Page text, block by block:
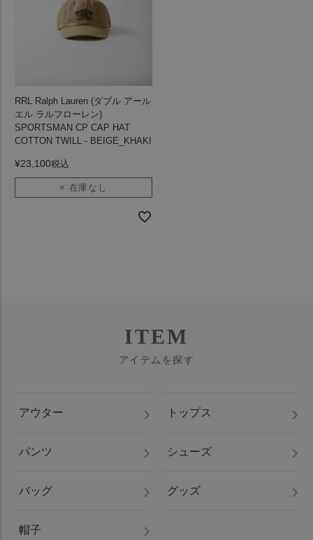
RRL Ralph Lauren (ダブル アール
エル ラルフローレン)
SPORTSMAN CP CAP HAT
COTTON TWILL - BEIGE_KHAKI
¥23,100税込
× 在庫なし
ITEM
アイテムを探す
アウター トップス
パンツ シューズ
バッグ グッズ
帽子